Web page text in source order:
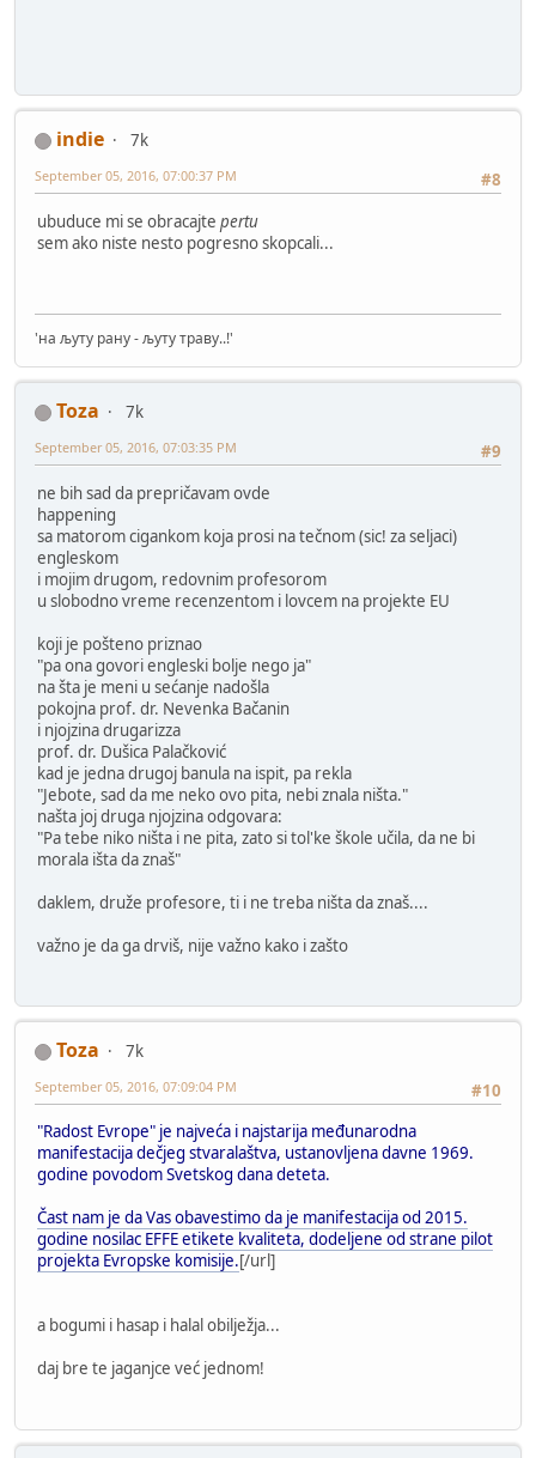
indie
7k
#8
September 05, 2016, 07:00:37 PM
ubuduce mi se obracajte pertu
sem ako niste nesto pogresno skopcali...
'на љуту рану - љуту траву..!'
Toza
7k
#9
September 05, 2016, 07:03:35 PM
ne bih sad da prepričavam ovde
happening
sa matorom cigankom koja prosi na tečnom (sic! za seljaci)
engleskom
i mojim drugom, redovnim profesorom
u slobodno vreme recenzentom i lovcem na projekte EU
koji je pošteno priznao
"pa ona govori engleski bolje nego ja"
na šta je meni u sećanje nadošla
pokojna prof. dr. Nevenka Bačanin
i njojzina drugarizza
prof. dr. Dušica Palačković
kad je jedna drugoj banula na ispit, pa rekla
"Jebote, sad da me neko ovo pita, nebi znala ništa."
našta joj druga njojzina odgovara:
"Pa tebe niko ništa i ne pita, zato si tol'ke škole učila, da ne bi
morala išta da znaš"
daklem, druže profesore, ti i ne treba ništa da znaš....
važno je da ga drviš, nije važno kako i zašto
Toza
7k
#10
September 05, 2016, 07:09:04 PM
"Radost Evrope" je najveća i najstarija međunarodna
manifestacija dečjeg stvaralaštva, ustanovljena davne 1969.
godine povodom Svetskog dana deteta.
Čast nam je da Vas obavestimo da je manifestacija od 2015.
godine nosilac EFFE etikete kvaliteta, dodeljene od strane pilot
projekta Evropske komisije.[/url]
a bogumi i hasap i halal obilježja...
daj bre te jaganjce već jednom!